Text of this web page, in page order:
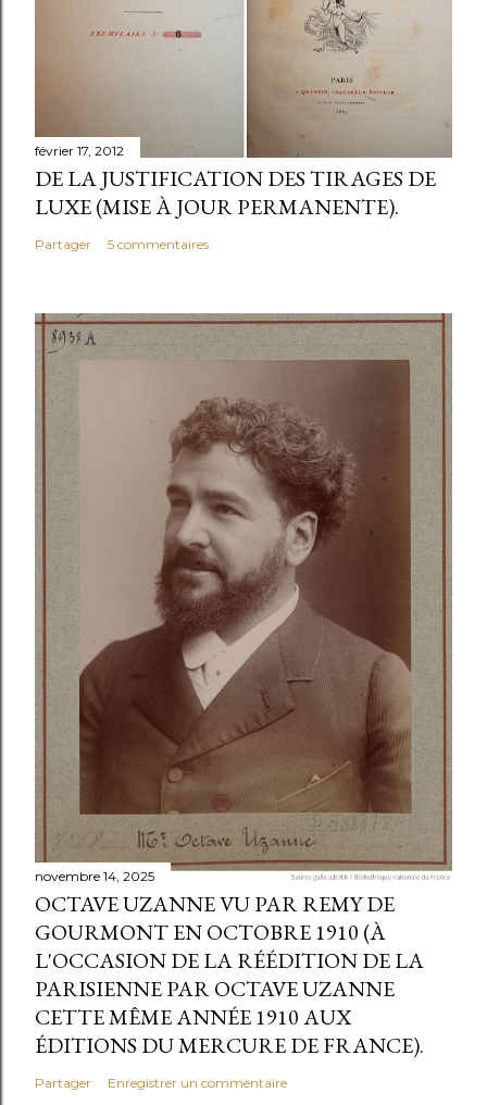
février 17, 2012
DE LA JUSTIFICATION DES TIRAGES DE
LUXE (MISE À JOUR PERMANENTE).
Partager 5 commentaires
novembre 14, 2025
OCTAVE UZANNE VU PAR REMY DE
GOURMONT EN OCTOBRE 1910 (À
L'OCCASION DE LA RÉÉDITION DE LA
PARISIENNE PAR OCTAVE UZANNE
CETTE MÊME ANNÉE 1910 AUX
ÉDITIONS DU MERCURE DE FRANCE).
Partager Enregistrer un commentaire